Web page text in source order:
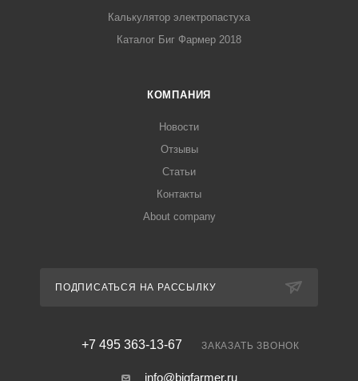
Калькулятор электропастуха
Каталог Биг Фармер 2018
КОМПАНИЯ
Новости
Отзывы
Статьи
Контакты
About company
ПОДПИСАТЬСЯ НА РАССЫЛКУ
+7 495 363-13-67 ЗАКАЗАТЬ ЗВОНОК
info@bigfarmer.ru